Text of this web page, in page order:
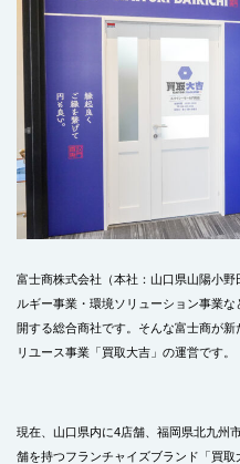
富士商株式会社（本社：山口県山陽小
ルギー事業・環境ソリューション事業
開する総合商社です。そんな富士商が新
リユース事業「買取大吉」の運営です。
現在、山口県内に4店舗、福岡県北九州
舗を持つフランチャイズブランド「買